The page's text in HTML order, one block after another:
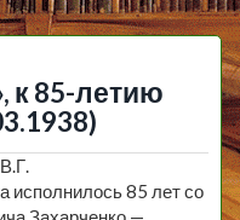
к 85-летию
исполнилось 85 лет со